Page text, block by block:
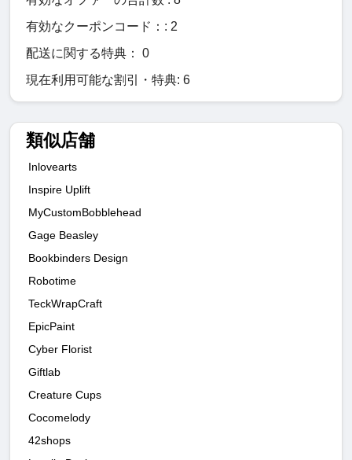
有効なクーポンコード：: 2
配送に関する特典： 0
現在利用可能な割引・特典: 6
類似店舗
Inlovearts
Inspire Uplift
MyCustomBobblehead
Gage Beasley
Bookbinders Design
Robotime
TeckWrapCraft
EpicPaint
Cyber Florist
Giftlab
Creature Cups
Cocomelody
42shops